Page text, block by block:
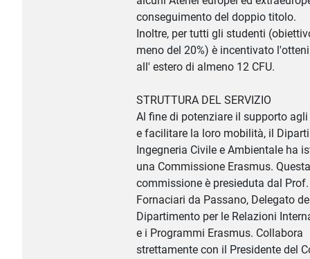
conseguimento del doppio titolo.
Inoltre, per tutti gli studenti
meno del 20%) è incentivato
all' estero di almeno 12 CFU.
STRUTTURA DEL SERVIZIO
Al fine di potenziare il supporto
e facilitare la loro mobilità, il
Ingegneria Civile e Ambientale ha
una Commissione Erasmus. Questa
commissione è presieduta dal
Fornaciari da Passano, Delegato
Dipartimento per le Relazioni
e i Programmi Erasmus. Collabora
strettamente con il Presidente del